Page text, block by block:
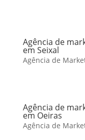
Agência de
em Seixal
Agência de
Agência de
em Oeiras
Agência de